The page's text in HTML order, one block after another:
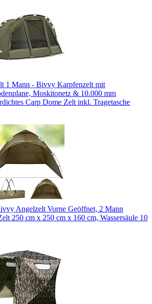
1 Mann - Bivvy Karpfenzelt mit
Moskitonetz & 10.000 mm
Carp Dome Zelt inkl. Tragetasche
Angelzelt Vorne Geöffnet, 2 Mann
250 cm x 250 cm x 160 cm, Wassersäule 10